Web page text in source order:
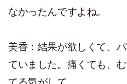
なかったんですよね。
美香：結果が欲しくて、
ていました。痛くても、